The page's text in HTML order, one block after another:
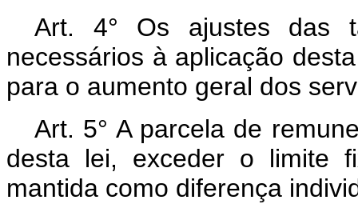
Art. 4° Os ajustes das
necessários à aplicação
para o aumento geral dos
Art. 5° A parcela de
desta lei, exceder o limite
mantida como diferença